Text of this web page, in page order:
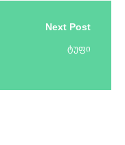
Next Post
ტუფი